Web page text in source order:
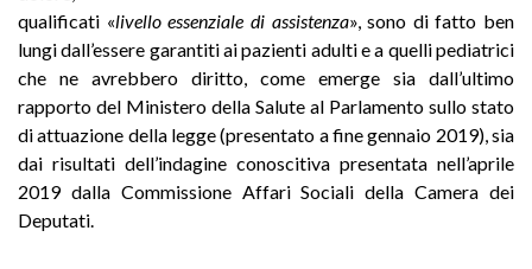
qualificati «livello essenziale di assistenza», sono di fatto ben
lungi dall’essere garantiti ai pazienti adulti e a quelli pediatrici
che ne avrebbero diritto, come emerge sia dall’ultimo
rapporto del Ministero della Salute al Parlamento sullo stato
di attuazione della legge (presentato a fine gennaio 2019), sia
dai risultati dell’indagine conoscitiva presentata nell’aprile
2019 dalla Commissione Affari Sociali della Camera dei
Deputati.